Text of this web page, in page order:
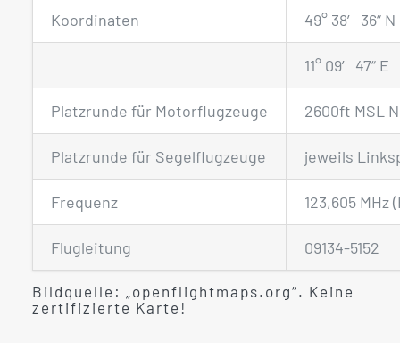
Koordinaten 49° 38′ 36“ N
11° 09′ 47“ E
Platzrunde für Motorflugzeuge 2600ft MSL
Platzrunde für Segelflugzeuge jeweils
Frequenz 123,605 MHz
Flugleitung 09134-5152
Bildquelle: „openflightmaps.org“. Keine
zertifizierte Karte!